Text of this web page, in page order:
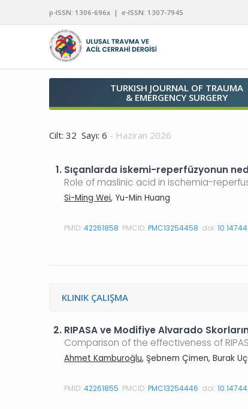
p-ISSN: 1306-696x | e-ISSN: 1307-7945
TURKISH JOURNAL OF TRAUMA
& EMERGENCY SURGERY
Cilt: 32 Sayı: 6 - Haziran 2026
1. Sıçanlarda iskemi-reperfüzyonun
Role of maslinic acid in ischemia-
Si-Ming Wei, Yu-Min Huang
PMID:42261858 PMCID:PMC13254458 doi:
KLINIK ÇALIŞMA
2. RIPASA ve Modifiye Alvarado
Comparison of the effectiveness of
Ahmet Kamburoğlu, Şebnem Çimen, Burak
PMID:42261855 PMCID:PMC13254446 doi: